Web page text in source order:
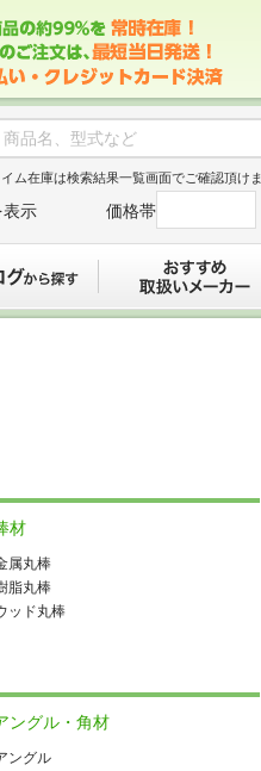
ム在庫は検索結果一覧画面でご確認頂けま
表示 価格帯
材
属丸棒
脂丸棒
ッド丸棒
ングル・角材
ングル